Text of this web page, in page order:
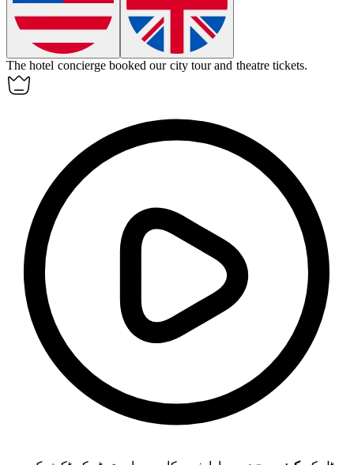
The hotel concierge booked our city tour and theatre tickets.